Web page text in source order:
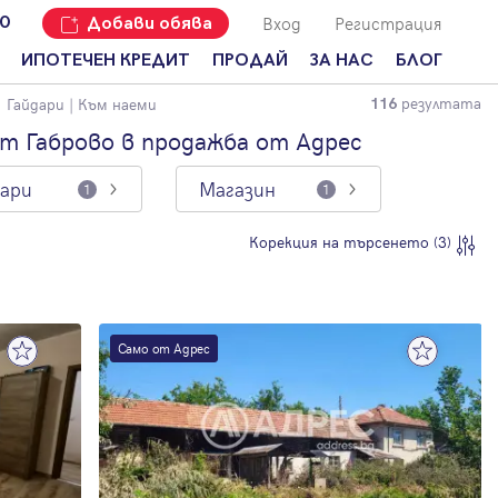
Добави обява Вход Регистрация
ИПОТЕЧЕН КРЕДИТ ПРОДАЙ
Защо да
продам
имот с
ЗА НАС
Наши офиси
Кариери
Кои сме ние?
Мениджмънт
Франчайз
въпроси
БЛОГ
За продавачи
кредитиране
За
наематели
Анализ на
Новини
Гайдари | Към наеми 116 резултата
Габрово в продажба от Адрес
1 Магазин 1
Корекция на търсенето (3)
Само от Адрес